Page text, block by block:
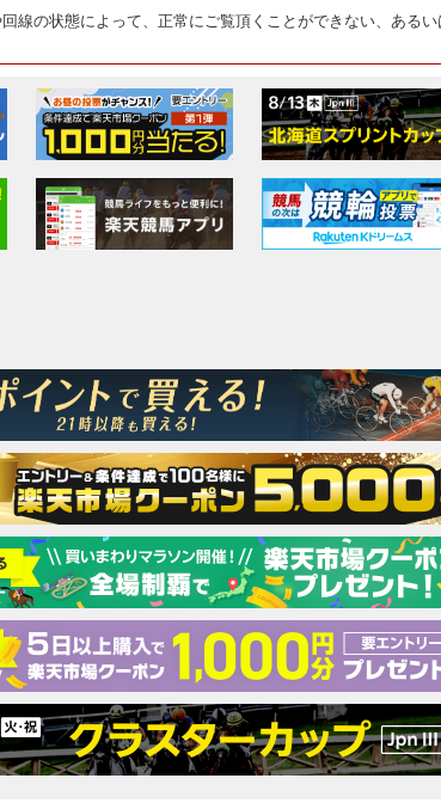
線の状態によって、正常にご覧頂くことができない、ある